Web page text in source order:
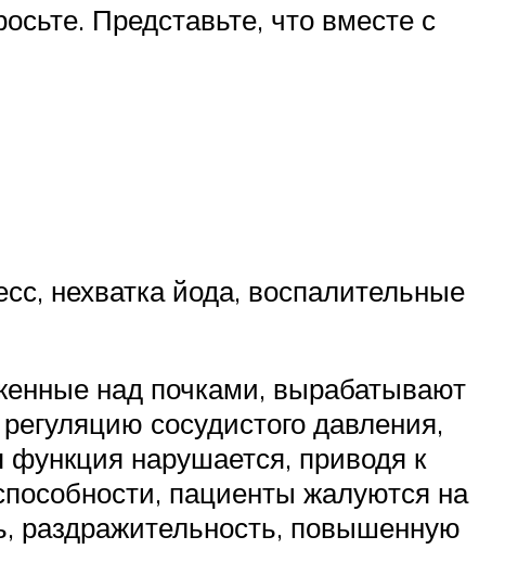
Представьте, что вместе с
нехватка йода, воспалительные
над почками, вырабатывают
сосудистого давления,
нарушается, приводя к
пациенты жалуются на
раздражительность, повышенную